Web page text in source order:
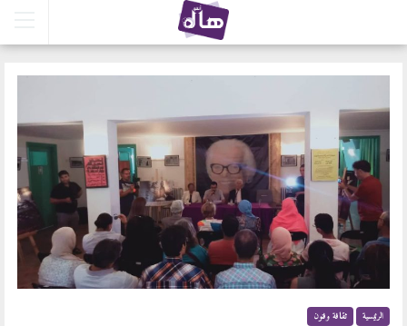
الرئيسية ثقافة وفنون